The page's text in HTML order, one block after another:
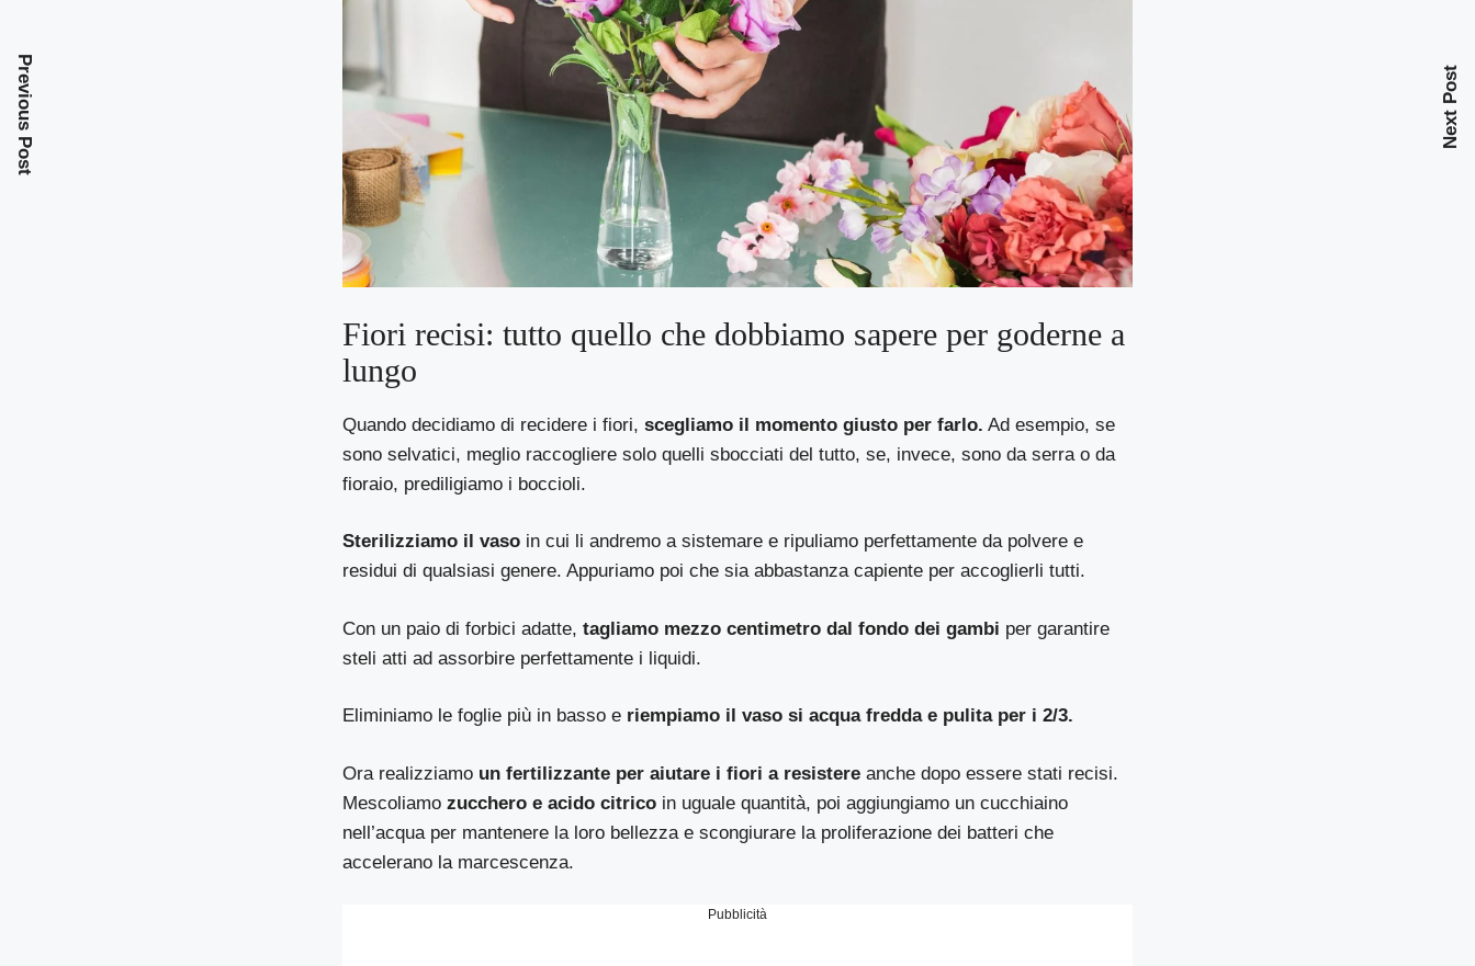
Fiori recisi: tutto quello che dobbiamo sapere per goderne a
lungo
Quando decidiamo di recidere i fiori,scegliamo il momento giusto per farlo. Ad esempio, se
sono selvatici, meglio raccogliere solo quelli sbocciati del tutto, se, invece, sono da serra o da
fioraio, prediligiamo i boccioli.
Sterilizziamo il vaso in cui li andremo a sistemare e ripuliamo perfettamente da polvere e
residui di qualsiasi genere. Appuriamo poi che sia abbastanza capiente per accoglierli tutti.
Con un paio di forbici adatte, tagliamo mezzo centimetro dal fondo dei gambi per garantire
steli atti ad assorbire perfettamente i liquidi.
Eliminiamo le foglie più in basso e riempiamo il vaso si acqua fredda e pulita per i 2/3.
Ora realizziamo un fertilizzante per aiutare i fiori a resistere anche dopo essere stati recisi.
Mescoliamozucchero e acido citrico in uguale quantità, poi aggiungiamo un cucchiaino
nell’acqua per mantenere la loro bellezza e scongiurare la proliferazione dei batteri che
accelerano la marcescenza.
Pubblicità
Previous Post Next Post